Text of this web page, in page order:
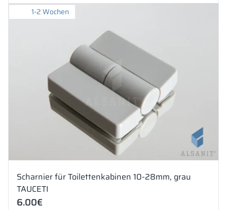
1-2 Wochen
Scharnier für Toilettenkabinen 10-28mm, grau
TAUCETI
6.00€